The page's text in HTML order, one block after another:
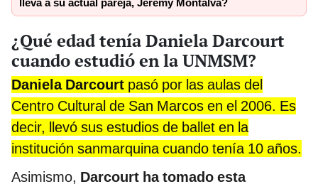
lleva a su actual pareja, Jeremy Montalva?
¿Qué edad tenía Daniela Darcourt
cuando estudió en la UNMSM?
Daniela Darcourt pasó por las aulas del
Centro Cultural de San Marcos en el 2006. Es
decir, llevó sus estudios de ballet en la
institución sanmarquina cuando tenía 10 años.
Asimismo, Darcourt ha tomado esta